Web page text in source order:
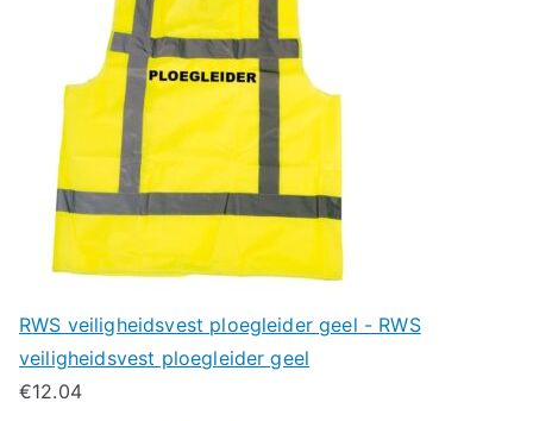
RWS veiligheidsvest ploegleider geel - RWS
veiligheidsvest ploegleider geel
€12.04